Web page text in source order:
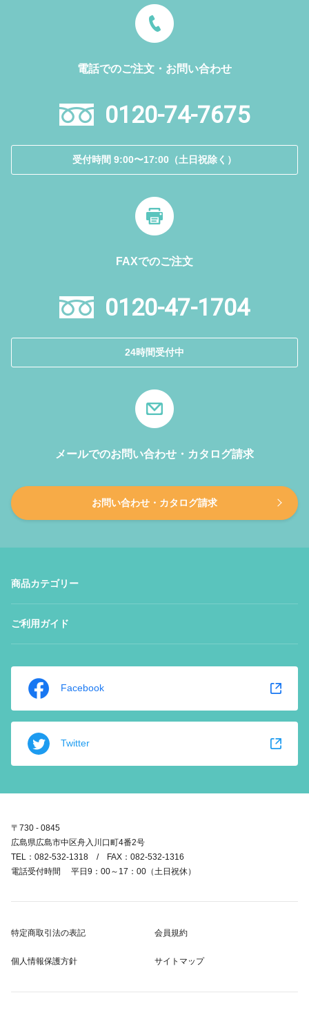
電話でのご注文・お問い合わせ
0120-74-7675
受付時間 9:00〜17:00（土日祝除く）
FAXでのご注文
0120-47-1704
24時間受付中
メールでのお問い合わせ・カタログ請求
お問い合わせ・カタログ請求
商品カテゴリー
ご利用ガイド
Facebook
Twitter
〒730 - 0845
広島県広島市中区舟入川口町4番2号
TEL：082-532-1318 / FAX：082-532-1316
電話受付時間 平日9：00～17：00（土日祝休）
特定商取引法の表記 会員規約
個人情報保護方針 サイトマップ